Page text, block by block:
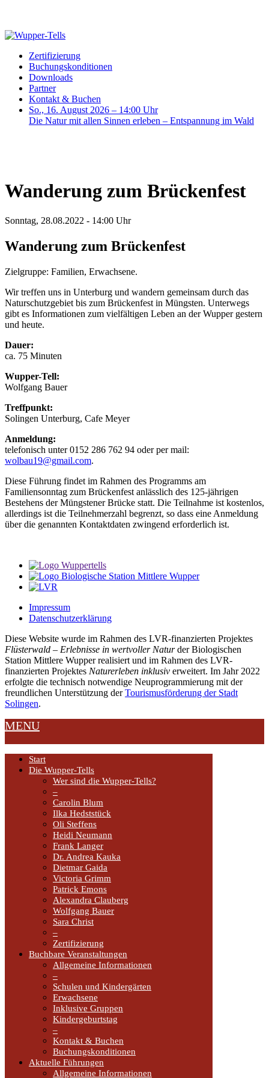
Zertifizierung
Buchungskonditionen
Downloads
Partner
Kontakt & Buchen
So., 16. August 2026 – 14:00 Uhr
Die Natur mit allen Sinnen erleben – Entspannung im Wald
Wanderung zum Brückenfest
Sonntag, 28.08.2022 - 14:00 Uhr
Wanderung zum Brückenfest
Zielgruppe: Familien, Erwachsene.
Wir treffen uns in Unterburg und wandern gemeinsam durch das
Naturschutzgebiet bis zum Brückenfest in Müngsten. Unterwegs
gibt es Informationen zum vielfältigen Leben an der Wupper gestern
und heute.
Dauer:
ca. 75 Minuten
Wupper-Tell:
Wolfgang Bauer
Treffpunkt:
Solingen Unterburg, Cafe Meyer
Anmeldung:
telefonisch unter 0152 286 762 94 oder per mail:
wolbau19@gmail.com.
Diese Führung findet im Rahmen des Programms am
Familiensonntag zum Brückenfest anlässlich des 125-jährigen
Bestehens der Müngstener Brücke statt. Die Teilnahme ist kostenlos,
allerdings ist die Teilnehmerzahl begrenzt, so dass eine Anmeldung
über die genannten Kontaktdaten zwingend erforderlich ist.
Impressum
Datenschutzerklärung
Diese Website wurde im Rahmen des LVR-finanzierten Projektes
Flüsterwald – Erlebnisse in wertvoller Naturder Biologischen
Station Mittlere Wupper realisiert und im Rahmen des LVR-
finanzierten Projektes Naturerleben inklusiv erweitert. Im Jahr 2022
erfolgte die technisch notwendige Neuprogrammierung mit der
freundlichen Unterstützung derTourismusförderung der Stadt
Solingen.
MENU
Start
Die Wupper-Tells
Wer sind die Wupper-Tells?
–
Carolin Blum
Ilka Hedststück
Oli Steffens
Heidi Neumann
Frank Langer
Dr. Andrea Kauka
Dietmar Gaida
Victoria Grimm
Patrick Emons
Alexandra Clauberg
Wolfgang Bauer
Sara Christ
–
Zertifizierung
Buchbare Veranstaltungen
Allgemeine Informationen
–
Schulen und Kindergärten
Erwachsene
Inklusive Gruppen
Kindergeburtstag
–
Kontakt & Buchen
Buchungskonditionen
Aktuelle Führungen
Allgemeine Informationen